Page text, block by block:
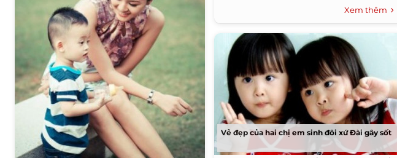
Xem thêm
Vẻ đẹp của hai chị em sinh đôi xứ Đài gây sốt